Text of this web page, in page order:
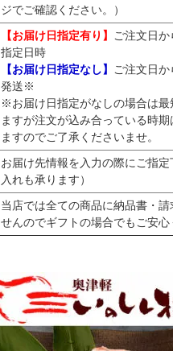
ジでご確認ください。）
【お届け日指定有り】
ご注文日
指定日時
【お届け日指定なし】
ご注文日
発送※
※お届け日指定がなしの場合は最
ますが注文が込み合っている時
ますのでご了承くださいませ。
お届け先情報を入力の際にご指
入れも承ります）
当店では全ての商品に納品書・請
せんのでギフトの場合でもご安心